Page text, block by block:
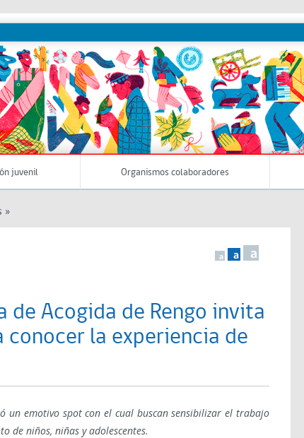
juvenil Organismos colaboradores
»
a a a
de Acogida de Rengo invita
conocer la experiencia de
un emotivo spot con el cual buscan sensibilizar el trabajo
de niños, niñas y adolescentes.